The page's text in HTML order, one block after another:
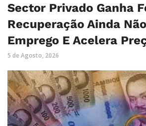
Sector Privado Ganha
Recuperação Ainda
Emprego E Acelera
5 de Agosto, 2026